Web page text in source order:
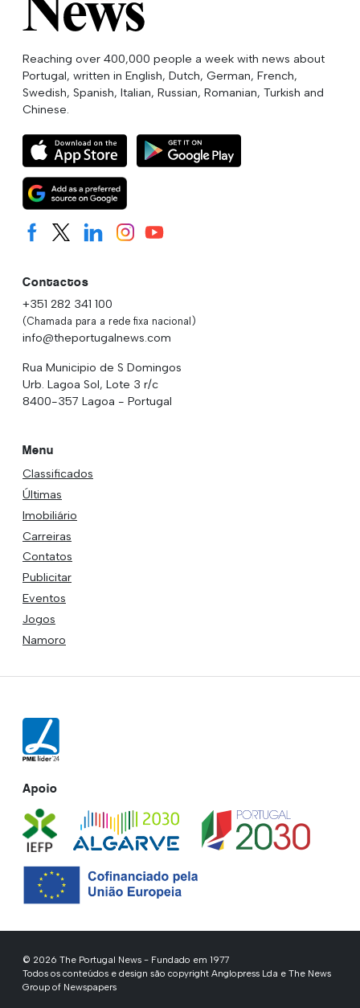
Reaching over 400,000 people a week with news about
Portugal, written in English, Dutch, German, French,
Swedish, Spanish, Italian, Russian, Romanian, Turkish and
Chinese.
Contactos
+351 282 341 100
(Chamada para a rede fixa nacional)
info@theportugalnews.com
Rua Municipio de S Domingos
Urb. Lagoa Sol, Lote 3 r/c
8400-357 Lagoa - Portugal
Menu
Classificados
Últimas
Imobiliário
Carreiras
Contatos
Publicitar
Eventos
Jogos
Namoro
Apoio
© 2026 The Portugal News - Fundado em 1977
Todos os conteúdos e design são copyright Anglopress Lda e The News
Group of Newspapers